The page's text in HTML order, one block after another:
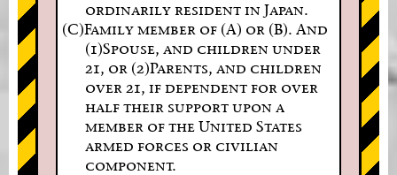
ordinarily resident in Japan.
(C)Family member of (A) or (B). And
(1)Spouse, and children under
21, or (2)Parents, and children
over 21, if dependent for over
half their support upon a
member of the United States
armed forces or civilian
component.